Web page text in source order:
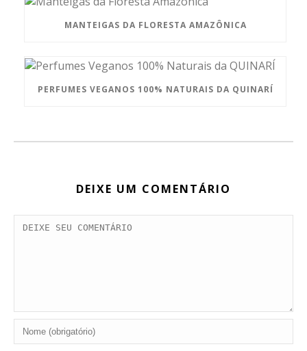
MANTEIGAS DA FLORESTA AMAZÔNICA
PERFUMES VEGANOS 100% NATURAIS DA QUINARÍ
DEIXE UM COMENTÁRIO